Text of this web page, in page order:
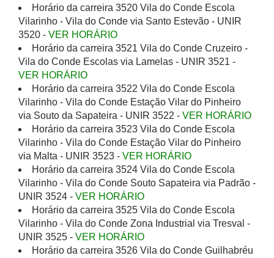
Horário da carreira 3520 Vila do Conde Escola
Vilarinho - Vila do Conde via Santo Estevão - UNIR
3520 - VER HORÁRIO
Horário da carreira 3521 Vila do Conde Cruzeiro -
Vila do Conde Escolas via Lamelas - UNIR 3521 -
VER HORÁRIO
Horário da carreira 3522 Vila do Conde Escola
Vilarinho - Vila do Conde Estação Vilar do Pinheiro
via Souto da Sapateira - UNIR 3522 - VER HORÁRIO
Horário da carreira 3523 Vila do Conde Escola
Vilarinho - Vila do Conde Estação Vilar do Pinheiro
via Malta - UNIR 3523 - VER HORÁRIO
Horário da carreira 3524 Vila do Conde Escola
Vilarinho - Vila do Conde Souto Sapateira via Padrão -
UNIR 3524 - VER HORÁRIO
Horário da carreira 3525 Vila do Conde Escola
Vilarinho - Vila do Conde Zona Industrial via Tresval -
UNIR 3525 - VER HORÁRIO
Horário da carreira 3526 Vila do Conde Guilhabréu